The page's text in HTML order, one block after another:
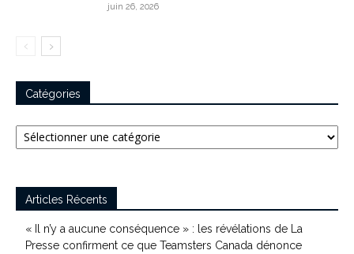
juin 26, 2026
Catégories
Catégories
Articles Récents
« Il n’y a aucune conséquence » : les révélations de La
Presse confirment ce que Teamsters Canada dénonce